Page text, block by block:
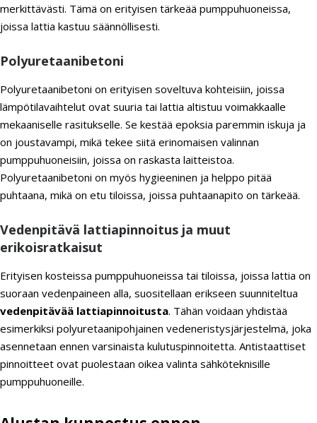
merkittävästi. Tämä on erityisen tärkeää pumppuhuoneissa,
joissa lattia kastuu säännöllisesti.
Polyuretaanibetoni
Polyuretaanibetoni on erityisen soveltuva kohteisiin, joissa
lämpötilavaihtelut ovat suuria tai lattia altistuu voimakkaalle
mekaaniselle rasitukselle. Se kestää epoksia paremmin iskuja ja
on joustavampi, mikä tekee siitä erinomaisen valinnan
pumppuhuoneisiin, joissa on raskasta laitteistoa.
Polyuretaanibetoni on myös hygieeninen ja helppo pitää
puhtaana, mikä on etu tiloissa, joissa puhtaanapito on tärkeää.
Vedenpitävä lattiapinnoitus ja muut
erikoisratkaisut
Erityisen kosteissa pumppuhuoneissa tai tiloissa, joissa lattia on
suoraan vedenpaineen alla, suositellaan erikseen suunniteltua
vedenpitävää lattiapinnoitusta. Tähän voidaan yhdistää
esimerkiksi polyuretaanipohjainen vedeneristysjärjestelmä, joka
asennetaan ennen varsinaista kulutuspinnoitetta. Antistaattiset
pinnoitteet ovat puolestaan oikea valinta sähköteknisille
pumppuhuoneille.